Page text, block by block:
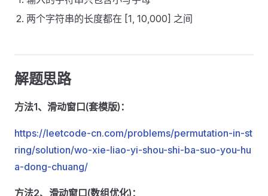
两个字符串的长度都在 [1, 10,000] 之间
解题思路
方法1、滑动窗口(套模版)：
https://leetcode-cn.com/problems/permutation-in-st
ring/solution/wo-xie-liao-yi-shou-shi-ba-suo-you-hu
a-dong-chuang/
方法2、滑动窗口(数组优化)：